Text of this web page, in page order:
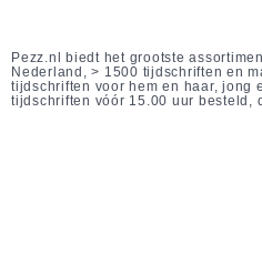
Pezz.nl biedt het grootste
Nederland, > 1500 tijdschriften en
tijdschriften voor hem en haar, jong
tijdschriften vóór 15.00 uur besteld,